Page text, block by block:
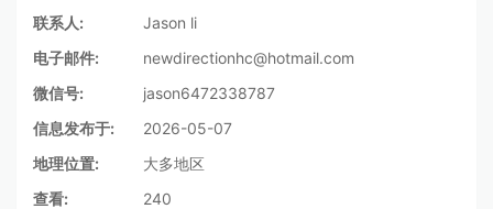
联系人:
Jason li
电子邮件:
newdirectionhc@hotmail.com
微信号:
jason6472338787
信息发布于:
2026-05-07
地理位置:
大多地区
查看:
240